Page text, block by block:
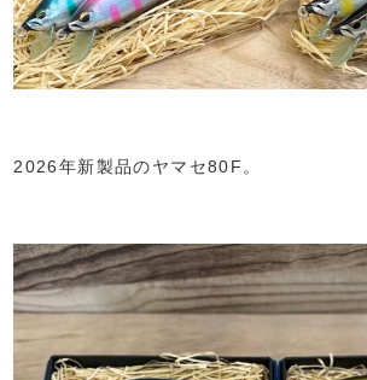
2026年新製品のヤマセ80F。